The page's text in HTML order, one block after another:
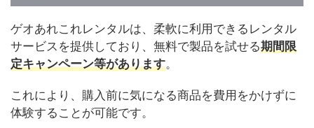
ゲオあれこれレンタルは、柔軟に利用できるレンタル
サービスを提供しており、無料で製品を試せる期間限
定キャンペーン等があります。
これにより、購入前に気になる商品を費用をかけずに
体験することが可能です。